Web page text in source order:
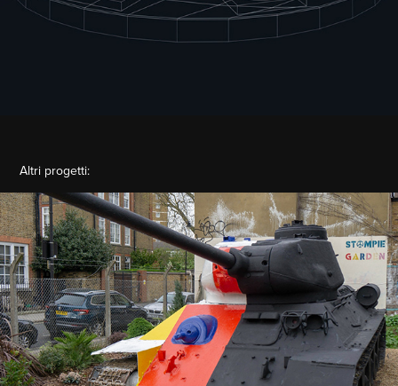
Altri progetti:
Bauhaus Think Tank